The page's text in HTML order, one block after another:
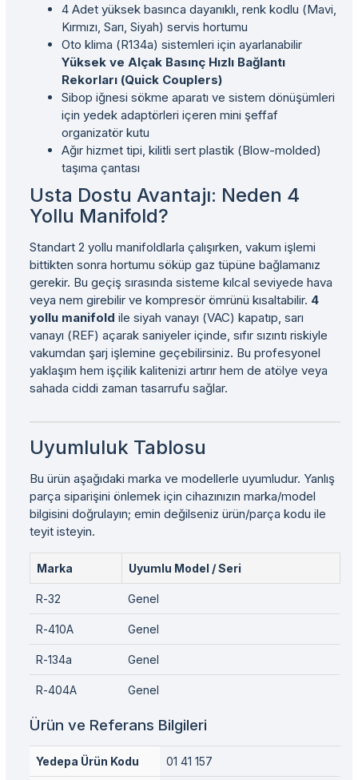
4 Adet yüksek basınca dayanıklı, renk kodlu (Mavi,
Kırmızı, Sarı, Siyah) servis hortumu
Oto klima (R134a) sistemleri için ayarlanabilir
Yüksek ve Alçak Basınç Hızlı Bağlantı
Rekorları (Quick Couplers)
Sibop iğnesi sökme aparatı ve sistem dönüşümleri
için yedek adaptörleri içeren mini şeffaf
organizatör kutu
Ağır hizmet tipi, kilitli sert plastik (Blow-molded)
taşıma çantası
Usta Dostu Avantajı: Neden 4
Yollu Manifold?
Standart 2 yollu manifoldlarla çalışırken, vakum işlemi
bittikten sonra hortumu söküp gaz tüpüne bağlamanız
gerekir. Bu geçiş sırasında sisteme kılcal seviyede hava
veya nem girebilir ve kompresör ömrünü kısaltabilir. 4
yollu manifold ile siyah vanayı (VAC) kapatıp, sarı
vanayı (REF) açarak saniyeler içinde, sıfır sızıntı riskiyle
vakumdan şarj işlemine geçebilirsiniz. Bu profesyonel
yaklaşım hem işçilik kalitenizi artırır hem de atölye veya
sahada ciddi zaman tasarrufu sağlar.
Uyumluluk Tablosu
Bu ürün aşağıdaki marka ve modellerle uyumludur. Yanlış
parça siparişini önlemek için cihazınızın marka/model
bilgisini doğrulayın; emin değilseniz ürün/parça kodu ile
teyit isteyin.
Marka Uyumlu Model / Seri
R-32 Genel
R-410A Genel
R-134a Genel
R-404A Genel
Ürün ve Referans Bilgileri
Yedepa Ürün Kodu 01 41 157